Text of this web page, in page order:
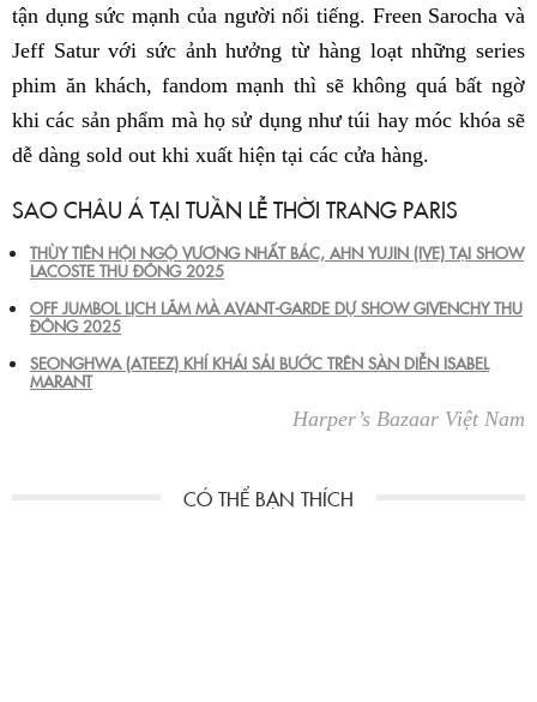
tận dụng sức mạnh của người nổi tiếng. Freen Sarocha và
Jeff Satur với sức ảnh hưởng từ hàng loạt những series
phim ăn khách, fandom mạnh thì sẽ không quá bất ngờ
khi các sản phẩm mà họ sử dụng như túi hay móc khóa sẽ
dễ dàng sold out khi xuất hiện tại các cửa hàng.
SAO CHÂU Á TẠI TUẦN LỄ THỜI TRANG PARIS
THÙY TIÊN HỘI NGỘ VƯƠNG NHẤT BÁC, AHN YUJIN (IVE) TẠI SHOW
LACOSTE THU ĐÔNG 2025
OFF JUMBOL LỊCH LÃM MÀ AVANT-GARDE DỰ SHOW GIVENCHY THU
ĐÔNG 2025
SEONGHWA (ATEEZ) KHÍ KHÁI SẢI BƯỚC TRÊN SÀN DIỄN ISABEL
MARANT
Harper’s Bazaar Việt Nam